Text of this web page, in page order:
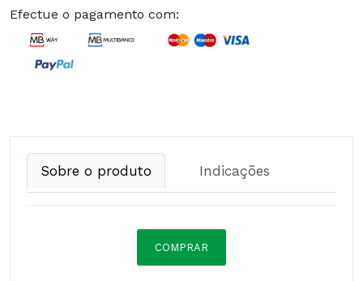
Efectue o pagamento com:
Sobre o produto Indicações
COMPRAR